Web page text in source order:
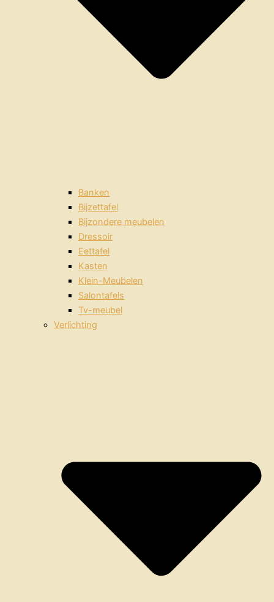
Banken
Bijzettafel
Bijzondere meubelen
Dressoir
Eettafel
Kasten
Klein-Meubelen
Salontafels
Tv-meubel
Verlichting